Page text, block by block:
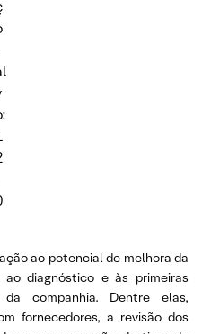
ao potencial de melhora da
diagnóstico e às primeiras
companhia. Dentre elas,
fornecedores, a revisão dos